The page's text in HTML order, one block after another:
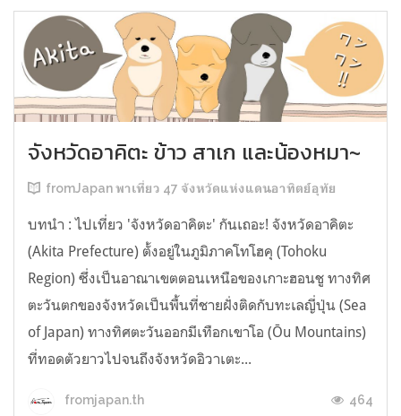
จังหวัดอาคิตะ ข้าว สาเก และน้องหมา~
fromJapan พาเที่ยว 47 จังหวัดแห่งแดนอาทิตย์อุทัย
บทนำ : ไปเที่ยว 'จังหวัดอาคิตะ' กันเถอะ! จังหวัดอาคิตะ
(Akita Prefecture) ตั้งอยู่ในภูมิภาคโทโฮคุ (Tohoku
Region) ซึ่งเป็นอาณาเขตตอนเหนือของเกาะฮอนชู ทางทิศ
ตะวันตกของจังหวัดเป็นพื้นที่ชายฝั่งติดกับทะเลญี่ปุ่น (Sea
of Japan) ทางทิศตะวันออกมีเทือกเขาโอ (Ōu Mountains)
ที่ทอดตัวยาวไปจนถึงจังหวัดอิวาเตะ...
fromjapan.th 464